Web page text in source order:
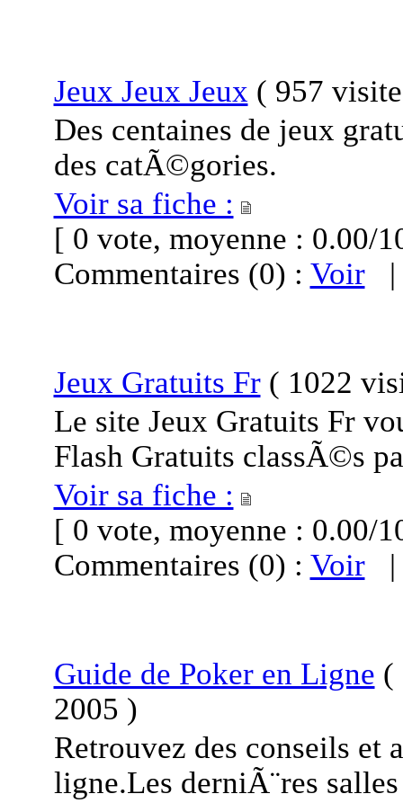
Jeux Jeux Jeux ( 957
Des centaines de jeux
des catÃ©gories.
Voir sa fiche :
[ 0 vote, moyenne :
Commentaires (0) : Voir
Jeux Gratuits Fr( 1022
Le site Jeux Gratuits Fr
Flash Gratuits classÃ©s
Voir sa fiche :
[ 0 vote, moyenne :
Commentaires (0) : Voir
Guide de Poker en Ligne (
2005 )
Retrouvez des conseils et
ligne.Les derniÃ¨res